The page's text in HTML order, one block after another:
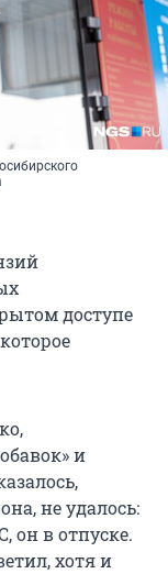
доступе
и
не удалось:
он в отпуске.
хотя и